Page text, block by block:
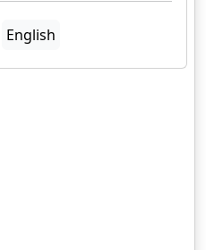
English